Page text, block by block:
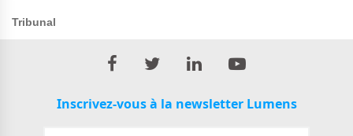
Tribunal
Inscrivez-vous à la newsletter Lumens